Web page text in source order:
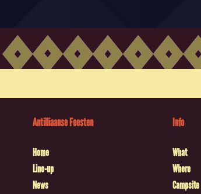
Antilliaanse Feesten
Home
Line-up
News
Info
What
Where
Campsite